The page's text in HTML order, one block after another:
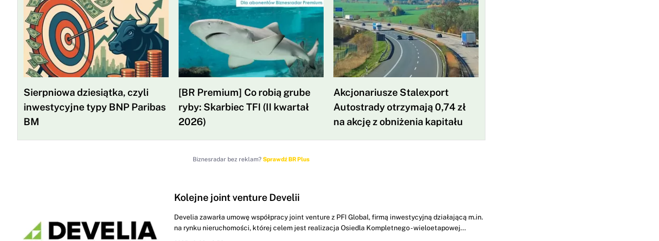
Sierpniowa dziesiątka, czyli
inwestycyjne typy BNP Paribas
BM
[BR Premium] Co robią grube
ryby: Skarbiec TFI (II kwartał
2026)
Akcjonariusze Stalexport
Autostrady otrzymają 0,74 zł
na akcję z obniżenia kapitału
Biznesradar bez reklam? Sprawdź BR Plus
Kolejne joint venture Develii
Develia zawarła umowę współpracy joint venture z PFI Global, firmą inwestycyjną działającą m.in.
na rynku nieruchomości, której celem jest realizacja Osiedla Kompletnego - wieloetapowej...